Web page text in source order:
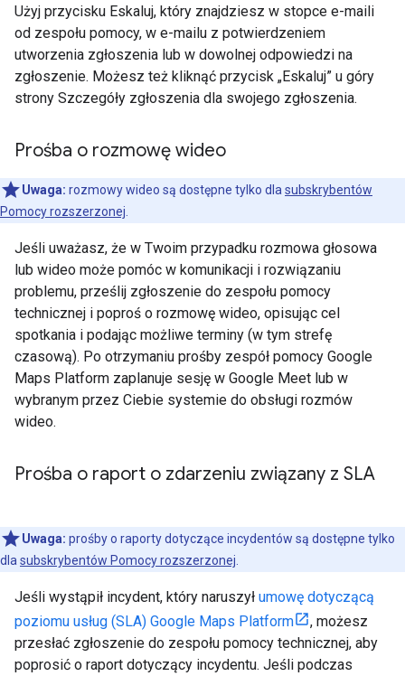
Użyj przycisku Eskaluj, który znajdziesz w stopce e-maili
od zespołu pomocy, w e-mailu z potwierdzeniem
utworzenia zgłoszenia lub w dowolnej odpowiedzi na
zgłoszenie. Możesz też kliknąć przycisk „Eskaluj” u góry
strony Szczegóły zgłoszenia dla swojego zgłoszenia.
Prośba o rozmowę wideo
Uwaga: rozmowy wideo są dostępne tylko dla subskrybentów
Pomocy rozszerzonej
Jeśli uważasz, że w Twoim przypadku rozmowa głosowa
lub wideo może pomóc w komunikacji i rozwiązaniu
problemu, prześlij zgłoszenie do zespołu pomocy
technicznej i poproś o rozmowę wideo, opisując cel
spotkania i podając możliwe terminy (w tym strefę
czasową). Po otrzymaniu prośby zespół pomocy Google
Maps Platform zaplanuje sesję w Google Meet lub w
wybranym przez Ciebie systemie do obsługi rozmów
wideo.
Prośba o raport o zdarzeniu związany z SLA
Uwaga: prośby o raporty dotyczące incydentów są dostępne tylko
dla subskrybentów Pomocy rozszerzonej
Jeśli wystąpił incydent, który naruszył umowę dotyczącą
poziomu usług (SLA) Google Maps Platform
, możesz
przesłać zgłoszenie do zespołu pomocy technicznej, aby
poprosić o raport dotyczący incydentu. Jeśli podczas